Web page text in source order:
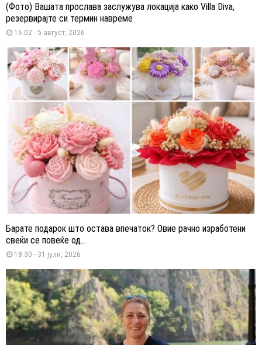
(Фото) Вашата прослава заслужува локација како Villa Diva,
резервирајте си термин навреме
16:02 - 5 август, 2026
Барате подарок што остава впечаток? Овие рачно изработени
свеќи се повеќе од...
18:30 - 31 јули, 2026